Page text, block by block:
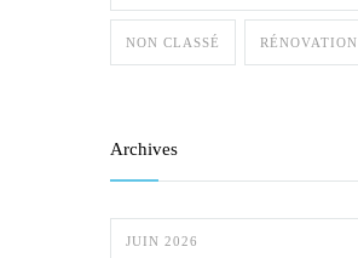
NON CLASSÉ RÉNOVATION
Archives
JUIN 2026